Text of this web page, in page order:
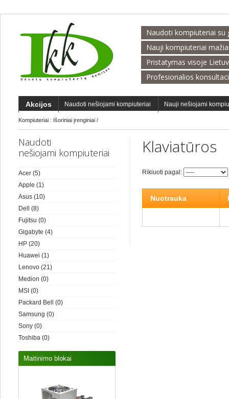
Naudoti kompiuteriai su
Nauji kompiuteriai
Pristatymas visoje
Profesionalios
Akcijos Naudoti nešiojami kompiuteriai Nauji nešiojami
Kompiuteriai : Išoriniai įrenginiai /
Naudoti
nešiojami kompiuteriai
Acer (5)
Apple (1)
Asus (10)
Dell
(8)
Fujitsu (0)
Gigabyte (4)
HP (20)
Huawei (1)
Lenovo (21)
Medion (0)
MSI (0)
Packard Bell
(0)
Samsung (0)
Sony (0)
Toshiba (0)
Maitinimo blokai
Klaviatūros
Rikiuoti pagal:
Nuotrauka